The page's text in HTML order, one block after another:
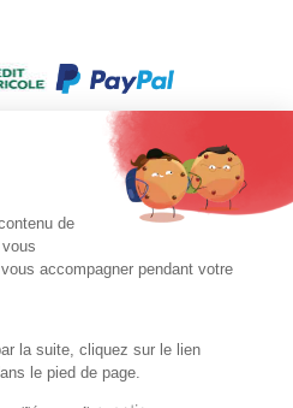
de
accompagner pendant votre
la suite, cliquez sur le lien
le pied de page.
personnelles